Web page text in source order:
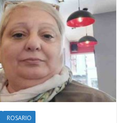
ROSARIO